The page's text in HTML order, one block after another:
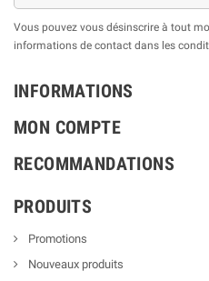
Vous pouvez vous désinscrire à tout
informations de contact dans les
INFORMATIONS
MON COMPTE
RECOMMANDATIONS
PRODUITS
Promotions
Nouveaux produits